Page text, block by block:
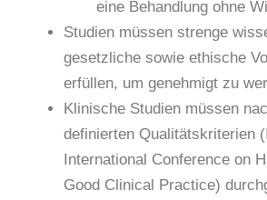
eine Behandlung ohne
Studien müssen strenge
gesetzliche sowie ethische
erfüllen, um genehmigt zu
Klinische Studien müssen
definierten Qualitätskriterien
International Conference on
Good Clinical Practice)